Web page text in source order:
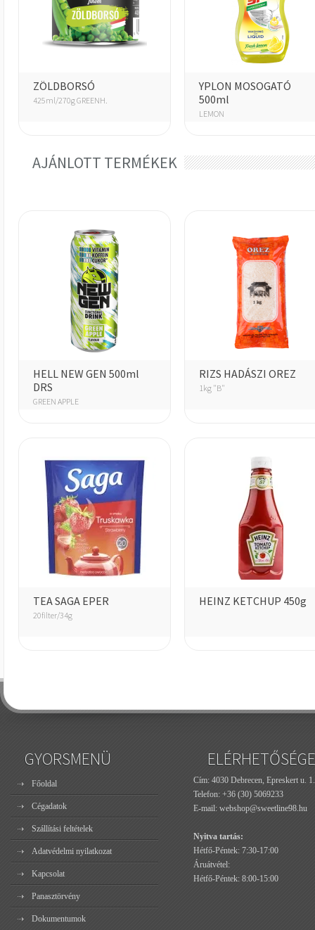
ZÖLDBORSÓ
425ml/270g GREENH.
YPLON MOSOGATÓ
500ml
LEMON
AJÁNLOTT TERMÉKEK
HELL NEW GEN 500ml
DRS
GREEN APPLE
RIZS HADÁSZI OREZ
1kg "B"
TEA SAGA EPER
20filter/34g
HEINZ KETCHUP 450g
GYORSMENÜ
Főoldal
Cégadatok
Szállítási feltételek
Adatvédelmi nyilatkozat
Kapcsolat
Panasztörvény
Dokumentumok
Cím: 4030 Debrecen, Epreskert u. 1.
Telefon: +36 (30) 5069233
E-mail: webshop@sweetline98.hu
Nyitva tartás:
Hétfő-Péntek: 7:30-17:00
Áruátvétel:
Hétfő-Péntek: 8:00-15:00